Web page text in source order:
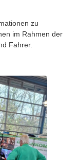
zu
im Rahmen der
Fahrer.